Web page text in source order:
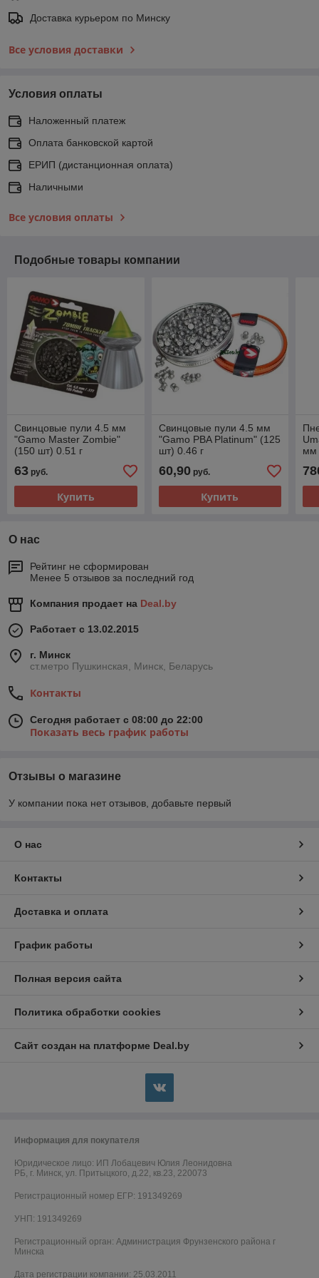
Доставка курьером по Минску
Все условия доставки
Условия оплаты
Наложенный платеж
Оплата банковской картой
ЕРИП (дистанционная оплата)
Наличными
Все условия оплаты
Подобные товары компании
Свинцовые пули 4.5 мм
"Gamo Master Zombie"
(150 шт) 0.51 г
63 руб.
Купить
Свинцовые пули 4.5 мм
"Gamo PBA Platinum" (125
шт) 0.46 г
60,90руб.
Купить
мм
О нас
Рейтинг не сформирован
Менее 5 отзывов за последний год
Компания продает на Deal.by
Работает с 13.02.2015
г. Минск
ст.метро Пушкинская, Минск, Беларусь
Контакты
Сегодня работает с 08:00 до 22:00
Показать весь график работы
Отзывы о магазине
У компании пока нет отзывов, добавьте первый
О нас
Контакты
Доставка и оплата
График работы
Полная версия сайта
Политика обработки cookies
Сайт создан на платформе Deal.by
Информация для покупателя
Юридическое лицо: ИП Лобацевич Юлия Леонидовна
РБ, г. Минск, ул. Притыцкого, д.22, кв.23, 220073
Регистрационный номер ЕГР: 191349269
УНП: 191349269
Регистрационный орган: Администрация Фрунзенского района г
Минска
Дата регистрации компании: 25.03.2011